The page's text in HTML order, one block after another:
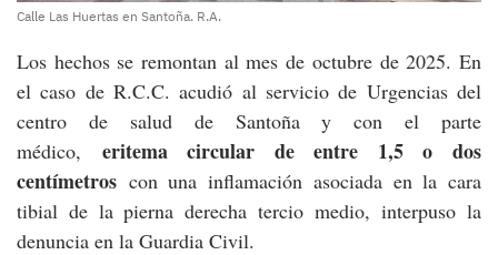
Calle Las Huertas en Santoña. R.A.
Los hechos se remontan al mes de octubre de 2025. En
el caso de R.C.C. acudió al servicio de Urgencias del
centro de salud de Santoña y con el parte
médico, eritema circular de entre 1,5 o dos
centímetros con una inflamación asociada en la cara
tibial de la pierna derecha tercio medio, interpuso la
denuncia en la Guardia Civil.